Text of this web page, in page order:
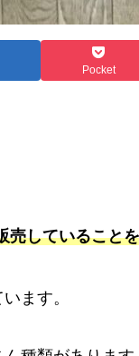
Pocket
売していること
ます。